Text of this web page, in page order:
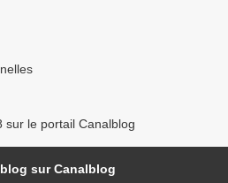
sur le portail Canalblog
sur Canalblog